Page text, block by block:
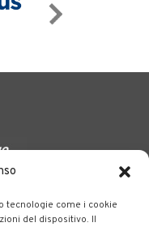
tecnologie come i cookie
del dispositivo. Il
tre società Consortili
su tutto il territorio